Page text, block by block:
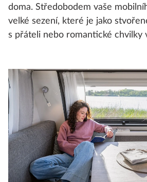
doma. Středobodem vaše
velké sezení, které je jako
s přáteli nebo romantické chvilky